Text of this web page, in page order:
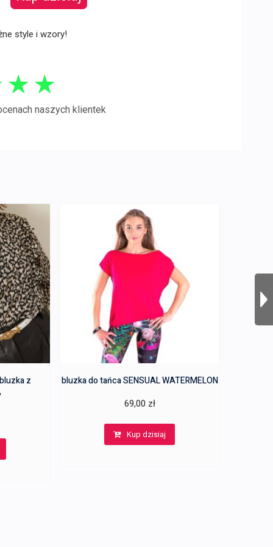
style i wzory!
★ ★
naszych klientek
z
bluzka do tańca SENSUAL WATERMELON
69,00 zł
Kup dzisiaj